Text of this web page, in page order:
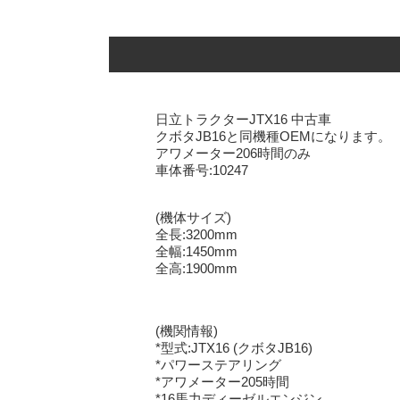
日立トラクターJTX16 中古車
クボタJB16と同機種OEMになります。
アワメーター206時間のみ
車体番号:10247
(機体サイズ)
全長:3200mm
全幅:1450mm
全高:1900mm
(機関情報)
*型式:JTX16 (クボタJB16)
*パワーステアリング
*アワメーター205時間